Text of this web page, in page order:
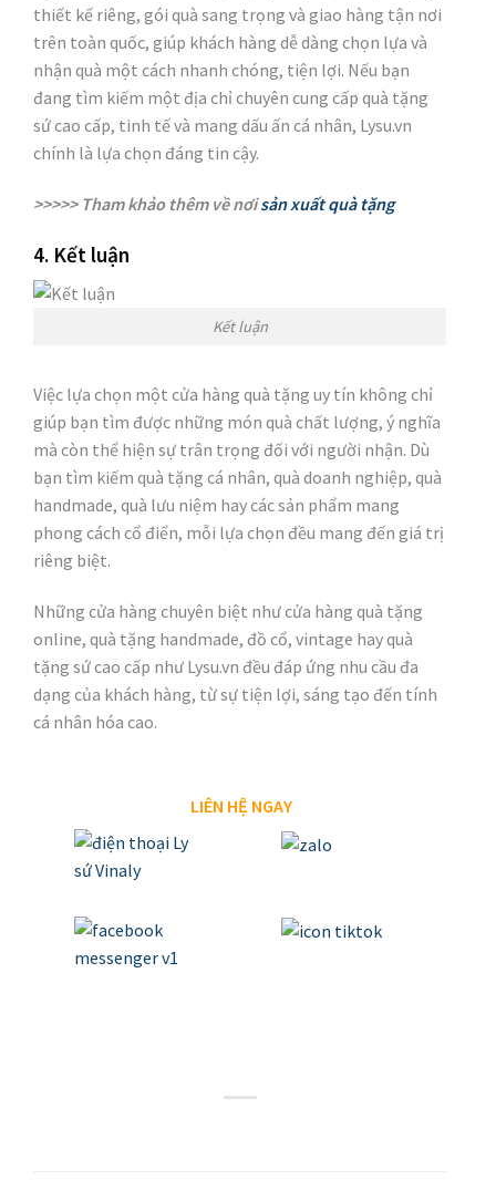
thiết kế riêng, gói quà sang trọng và giao hàng tận nơi
trên toàn quốc, giúp khách hàng dễ dàng chọn lựa và
nhận quà một cách nhanh chóng, tiện lợi. Nếu bạn
đang tìm kiếm một địa chỉ chuyên cung cấp quà tặng
sứ cao cấp, tinh tế và mang dấu ấn cá nhân, Lysu.vn
chính là lựa chọn đáng tin cậy.
>>>>> Tham khảo thêm về nơisản xuất quà tặng
4. Kết luận
Kết luận
Việc lựa chọn một cửa hàng quà tặng uy tín không chỉ
giúp bạn tìm được những món quà chất lượng, ý nghĩa
mà còn thể hiện sự trân trọng đối với người nhận. Dù
bạn tìm kiếm quà tặng cá nhân, quà doanh nghiệp, quà
handmade, quà lưu niệm hay các sản phẩm mang
phong cách cổ điển, mỗi lựa chọn đều mang đến giá trị
riêng biệt.
Những cửa hàng chuyên biệt như cửa hàng quà tặng
online, quà tặng handmade, đồ cổ, vintage hay quà
tặng sứ cao cấp như Lysu.vn đều đáp ứng nhu cầu đa
dạng của khách hàng, từ sự tiện lợi, sáng tạo đến tính
cá nhân hóa cao.
LIÊN HỆ NGAY